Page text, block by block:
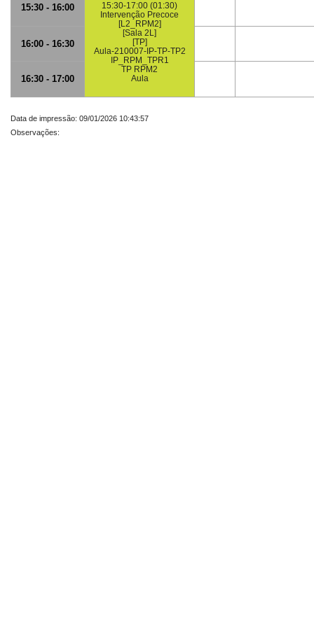
15:30 - 16:00
15:30-17:00 (01:30)
Intervenção Precoce
[L2_RPM2]
[Sala 2L]
[TP]
Aula-210007-IP-TP-TP2
IP_RPM_TPR1
TP RPM2
Aula
16:00 - 16:30
16:30 - 17:00
Data de impressão: 09/01/2026 10:43:57
Observações: